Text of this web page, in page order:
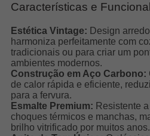
Características e
Estética Vintage: Design
harmoniza perfeitamente com
tradicionais ou para criar um
ambientes modernos.
Construção em Aço Carbono:
de calor rápida e eficiente,
para a fervura.
Esmalte Premium: Resistente
choques térmicos e manchas,
brilho vitrificado por muitos anos.